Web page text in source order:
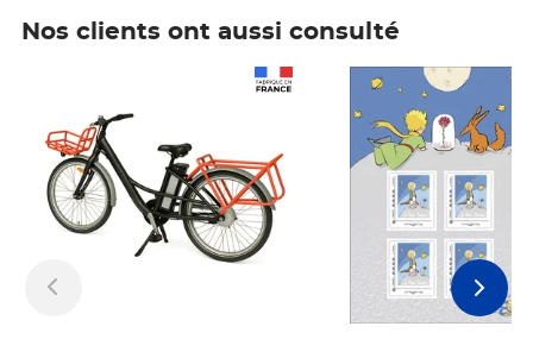
Nos clients ont aussi consulté
Prix 6,25€ HT